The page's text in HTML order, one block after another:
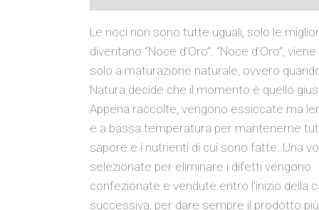
Le noci non sono tutte uguali, solo le
diventano “Noce d’Oro”. “Noce d’Oro”,
solo a maturazione naturale, ovvero
Natura decide che il momento è quello
Appena raccolte, vengono essiccate ma
e a bassa temperatura per mantenerne
sapore e i nutrienti di cui sono fatte. Una
selezionate per eliminare i difetti vengono
confezionate e vendute entro l’inizio della
successiva, per dare sempre il prodotto più